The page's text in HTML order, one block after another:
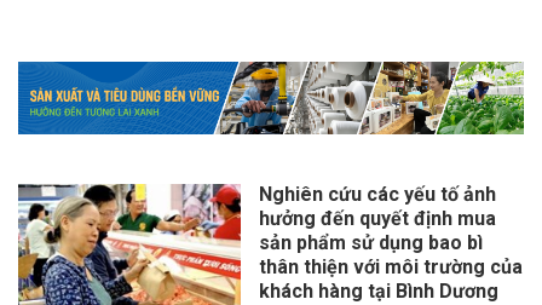
Nghiên cứu các yếu tố ảnh
hưởng đến quyết định mua
sản phẩm sử dụng bao bì
thân thiện với môi trường của
khách hàng tại Bình Dương